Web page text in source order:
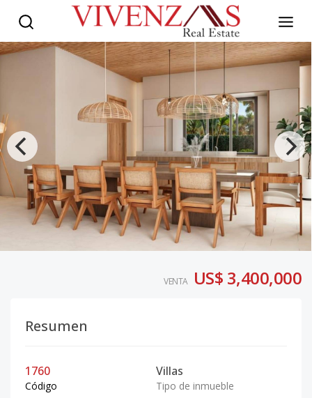
VENTA US$ 3,400,000
Resumen
1760
Código
Villas
Tipo de inmueble